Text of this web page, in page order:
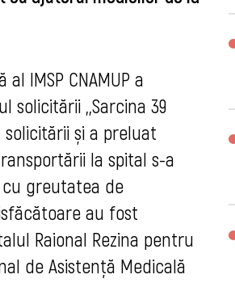
IMSP CNAMUP a
solicitării ,,Sarcina 39
la spital s-a
cu greutatea de
au fost
Raional Rezina pentru
de Asistenţă Medicală